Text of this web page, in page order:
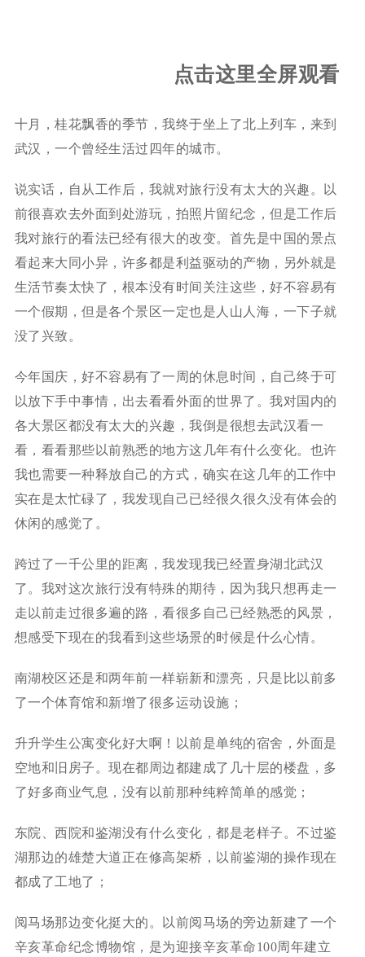
点击这里全屏观看
十月，桂花飘香的季节，我终于坐上了北上列车，来到
武汉，一个曾经生活过四年的城市。
说实话，自从工作后，我就对旅行没有太大的兴趣。以
前很喜欢去外面到处游玩，拍照片留纪念，但是工作后
我对旅行的看法已经有很大的改变。首先是中国的景点
看起来大同小异，许多都是利益驱动的产物，另外就是
生活节奏太快了，根本没有时间关注这些，好不容易有
一个假期，但是各个景区一定也是人山人海，一下子就
没了兴致。
今年国庆，好不容易有了一周的休息时间，自己终于可
以放下手中事情，出去看看外面的世界了。我对国内的
各大景区都没有太大的兴趣，我倒是很想去武汉看一
看，看看那些以前熟悉的地方这几年有什么变化。也许
我也需要一种释放自己的方式，确实在这几年的工作中
实在是太忙碌了，我发现自己已经很久很久没有体会的
休闲的感觉了。
跨过了一千公里的距离，我发现我已经置身湖北武汉
了。我对这次旅行没有特殊的期待，因为我只想再走一
走以前走过很多遍的路，看很多自己已经熟悉的风景，
想感受下现在的我看到这些场景的时候是什么心情。
南湖校区还是和两年前一样崭新和漂亮，只是比以前多
了一个体育馆和新增了很多运动设施；
升升学生公寓变化好大啊！以前是单纯的宿舍，外面是
空地和旧房子。现在都周边都建成了几十层的楼盘，多
了好多商业气息，没有以前那种纯粹简单的感觉；
东院、西院和鉴湖没有什么变化，都是老样子。不过鉴
湖那边的雄楚大道正在修高架桥，以前鉴湖的操作现在
都成了工地了；
阅马场那边变化挺大的。以前阅马场的旁边新建了一个
辛亥革命纪念博物馆，是为迎接辛亥革命100周年建立